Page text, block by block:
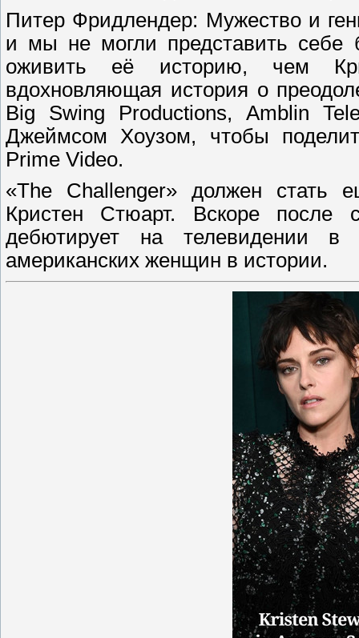
Питер Фридлендер: Мужество и
и мы не могли представить себе
оживить её историю, чем
вдохновляющая история о
Big Swing Productions, Amblin
Джеймсом Хоузом, чтобы
Prime Video.
«The Challenger» должен стать
Кристен Стюарт. Вскоре после
дебютирует на телевидении
американских женщин в истории.